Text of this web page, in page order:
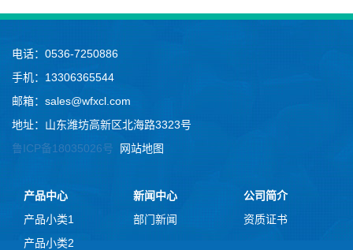
电话：0536-7250886
手机：13306365544
邮箱：sales@wfxcl.com
地址：山东潍坊高新区北海路3323号
鲁ICP备18035026号
网站地图
产品中心
产品小类1
产品小类2
新闻中心
部门新闻
公司简介
资质证书